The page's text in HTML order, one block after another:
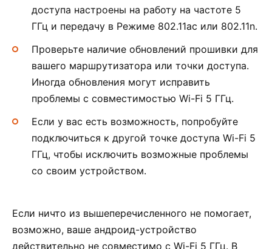
доступа настроены на работу на частоте 5
ГГц и передачу в Режиме 802.11ac или 802.11n.
Проверьте наличие обновлений прошивки для
вашего маршрутизатора или точки доступа.
Иногда обновления могут исправить
проблемы с совместимостью Wi-Fi 5 ГГц.
Если у вас есть возможность, попробуйте
подключиться к другой точке доступа Wi-Fi 5
ГГц, чтобы исключить возможные проблемы
со своим устройством.
Если ничто из вышеперечисленного не помогает,
возможно, ваше андроид-устройство
действительно не совместимо с Wi-Fi 5 ГГц. В